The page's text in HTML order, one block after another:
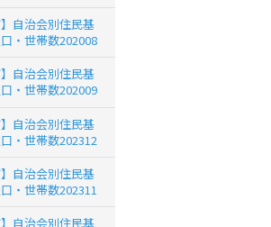
】自治会別住民基
・世帯数202008
】自治会別住民基
・世帯数202009
】自治会別住民基
・世帯数202312
】自治会別住民基
・世帯数202311
】自治会別住民基